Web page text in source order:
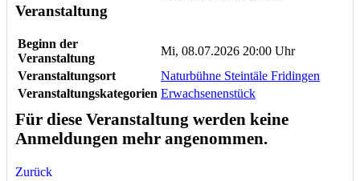
Veranstaltung
Beginn der
Veranstaltung
Mi, 08.07.2026 20:00 Uhr
Veranstaltungsort
Naturbühne Steintäle Fridingen
Veranstaltungskategorien Erwachsenenstück
Für diese Veranstaltung werden keine
Anmeldungen mehr angenommen.
Zurück